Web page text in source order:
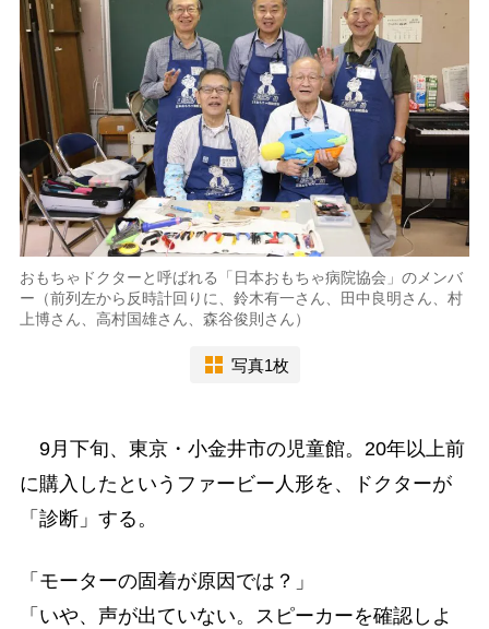
おもちゃドクターと呼ばれる「日本おもちゃ病院協会」のメンバ
ー（前列左から反時計回りに、鈴木有一さん、田中良明さん、村
上博さん、高村国雄さん、森谷俊則さん）
写真1枚
9月下旬、東京・小金井市の児童館。20年以上前
に購入したというファービー人形を、ドクターが
「診断」する。
「モーターの固着が原因では？」
「いや、声が出ていない。スピーカーを確認しよ